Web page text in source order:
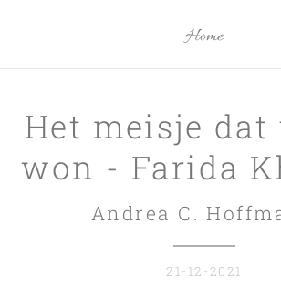
Home
Het meisje dat
won - Farida
Andrea C.
21-12-2021